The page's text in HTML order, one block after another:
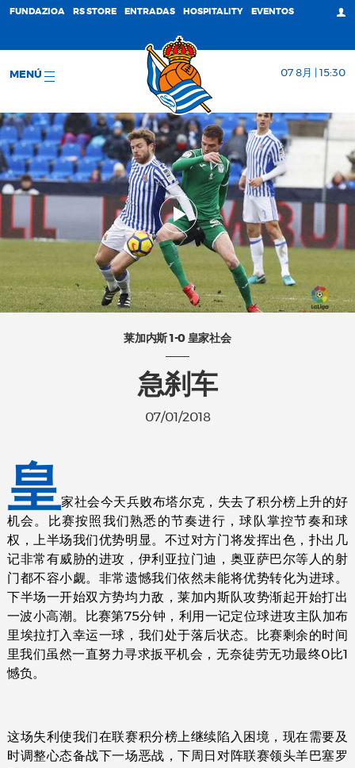
FUNDAZIOA RS STORE ENTRADAS HOSPITALITY EVENTOS
MENÚ 07 8月 | 15:30
莱加内斯 1-0 皇家社会
急刹车
07/01/2018
皇家社会今天兵败布塔尔克，失去了积分榜上升的好
机会。比赛按照我们熟悉的节奏进行，球队掌控节奏和球
权，上半场我们优势明显。不过对方门将发挥出色，扑出几
记非常有威胁的进攻，伊利亚拉门迪，奥亚萨巴尔等人的射
门都不容小觑。非常遗憾我们依然未能将优势转化为进球。
下半场一开始双方势均力敌，莱加内斯队攻势渐起开始打出
一波小高潮。比赛第75分钟，利用一记定位球进攻主队加布
里埃拉打入幸运一球，我们处于落后状态。比赛剩余的时间
里我们虽然一直努力寻求扳平机会，无奈徒劳无功最终0比1
憾负。
这场失利使我们在联赛积分榜上继续陷入困境，现在需要及
时调整心态备战下一场恶战，下周日对阵联赛领头羊巴塞罗